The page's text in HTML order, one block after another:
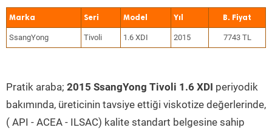
Marka Seri Model Yıl
SsangYong Tivoli 1.6 XDI 2015 7743 TL
Pratik araba; 2015 SsangYong Tivoli 1.6 XDI periyodik
bakımında, üreticinin tavsiye ettiği viskotize değerlerinde,
( API - ACEA - ILSAC) kalite standart belgesine sahip